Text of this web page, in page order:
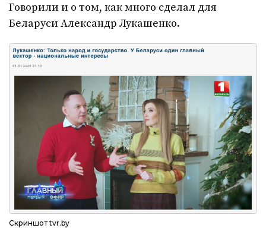
Говорили и о том, как много сделал для
Беларуси Александр Лукашенко.
Скриншот tvr.by